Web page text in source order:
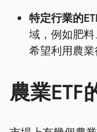
特定行業的
域，例如肥
希望利用農業
農業ETF